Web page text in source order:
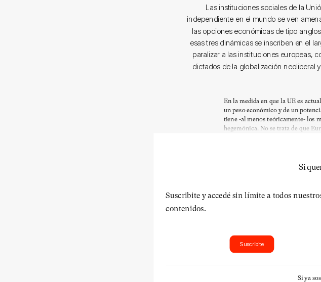
Las instituciones sociales de la
independiente en el mundo se ven
las opciones económicas de tipo
esas tres dinámicas se inscriben en el
paralizar a las instituciones europeas,
dictados de la globalización neoliberal
En la medida en que la UE es
un peso económico y de un
tiene -al menos teóricamente- los
hegemónica. No se trata de que
Si
Suscribite y accedé sin límite a todos
contenidos.
Suscribite
Si ya